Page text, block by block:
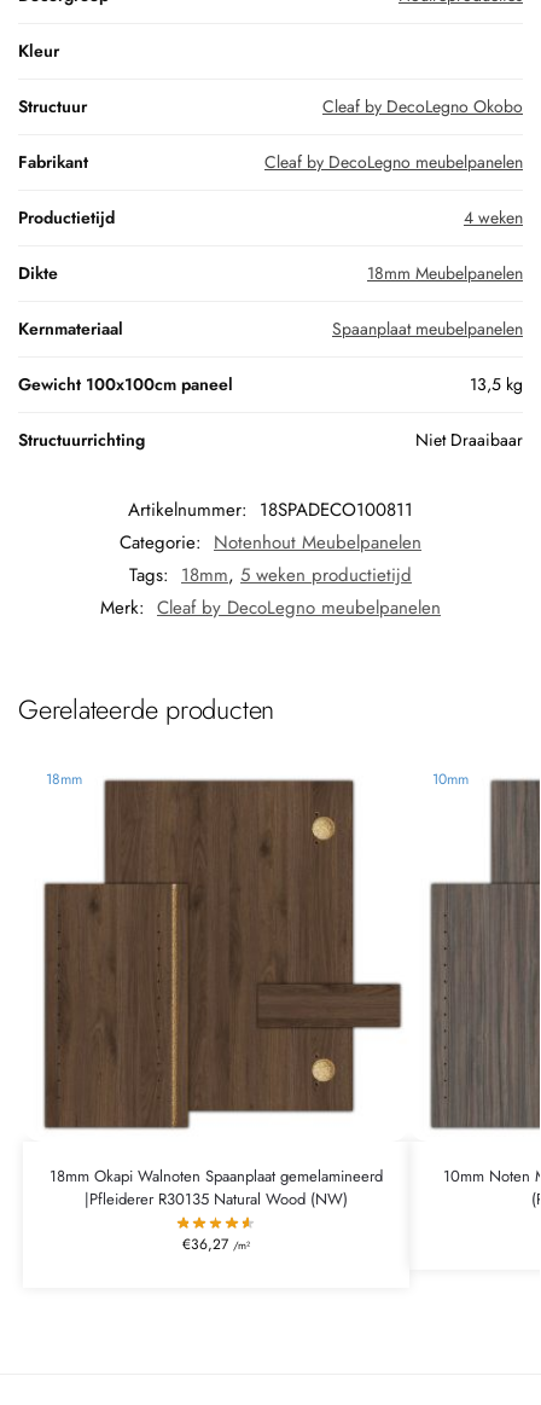
Kleur
Structuur Cleaf by DecoLegno Okobo
Fabrikant Cleaf by DecoLegno meubelpanelen
Productietijd 4 weken
Dikte 18mm Meubelpanelen
Kernmateriaal Spaanplaat meubelpanelen
Gewicht 100x100cm paneel 13,5 kg
Structuurrichting Niet Draaibaar
Artikelnummer: 18SPADECO100811
Categorie: Notenhout Meubelpanelen
Tags: 18mm, 5 weken productietijd
Merk: Cleaf by DecoLegno meubelpanelen
Gerelateerde producten
18mm
18mm Okapi Walnoten Spaanplaat gemelamineerd
|Pfleiderer R30135 Natural Wood (NW)
€36,27 /m²
10mm
10mm Noten